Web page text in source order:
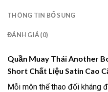
THÔNG TIN BỔ SUNG
ĐÁNH GIÁ (0)
Quần Muay Thái Another
Short Chất Liệu Satin Cao
Mỗi môn thể thao đối kháng